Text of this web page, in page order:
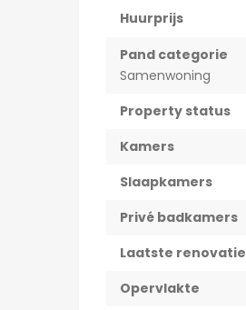
Huurprijs
Pand categorie
Samenwoning
Property status
Kamers
Slaapkamers
Privé badkamers
Laatste renovatie
Opervlakte